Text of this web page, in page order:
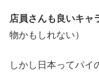
店員さんも良いキャ
物かもしれない）
しかし日本ってパ